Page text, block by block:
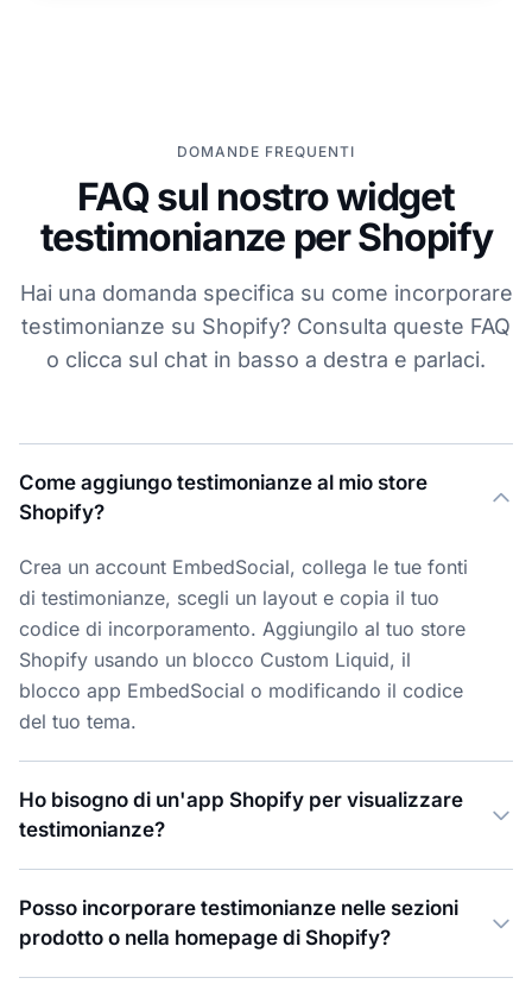
DOMANDE FREQUENTI
FAQ sul nostro widget
testimonianze per Shopify
Hai una domanda specifica su come incorporare
testimonianze su Shopify? Consulta queste FAQ
o clicca sul chat in basso a destra e parlaci.
Come aggiungo testimonianze al mio store
Shopify?
Crea un account EmbedSocial, collega le tue fonti
di testimonianze, scegli un layout e copia il tuo
codice di incorporamento. Aggiungilo al tuo store
Shopify usando un blocco Custom Liquid, il
blocco app EmbedSocial o modificando il codice
del tuo tema.
Ho bisogno di un'app Shopify per visualizzare
testimonianze?
Posso incorporare testimonianze nelle sezioni
prodotto o nella homepage di Shopify?